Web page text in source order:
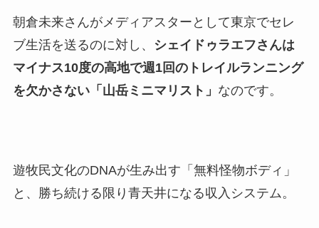
朝倉未来さんがメディアスターとして東京でセレ
ブ生活を送るのに対し、
シェイドゥラエフさんは
マイナス10度の高地で週1回のトレイルランニング
を欠かさない「山岳ミニマリスト」 なのです。
遊牧民文化のDNAが生み出す「無料怪物ボディ」
と、勝ち続ける限り青天井になる収入システム。